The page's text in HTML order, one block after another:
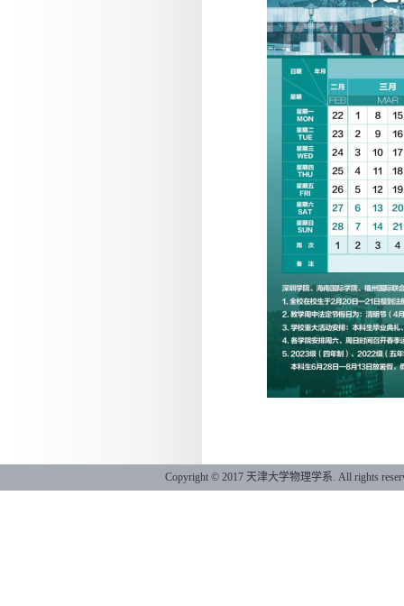
Copyright © 2017 天津大学物理学系. All rights